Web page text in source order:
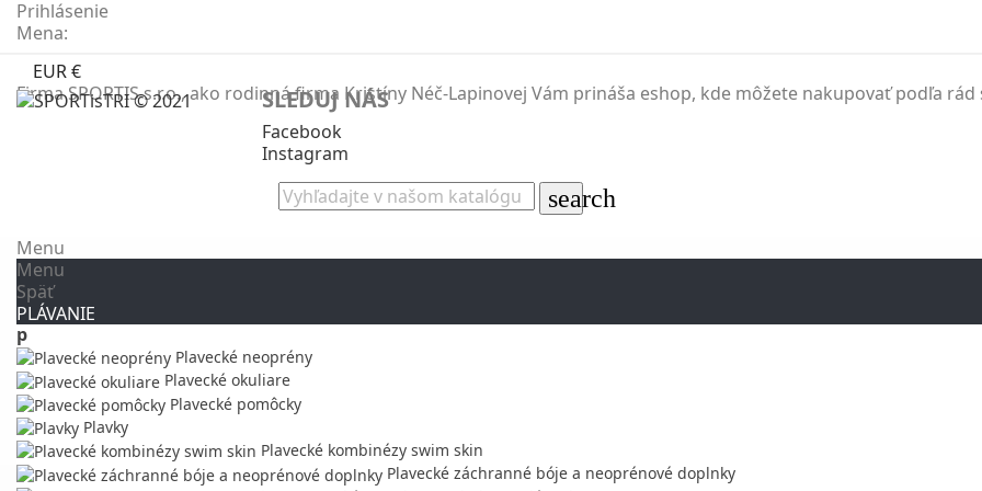
Prihlásenie
Mena:
EUR €
Firma SPORTIS s.r.o., ako rodinná firma Kristíny Néč-Lapinovej Vám prináša eshop, kde môžete nakupovať podľa
SLEDUJ NÁS
Facebook
Instagram
search
Menu
Menu
Späť
PLÁVANIE
p
Plavecké neoprény
Plavecké okuliare
Plavecké pomôcky
Plavky
Plavecké kombinézy swim skin
Plavecké záchranné bóje a neoprénové doplnky